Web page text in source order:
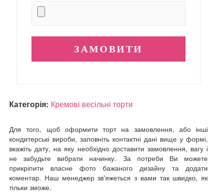
Категорія: Кремові весільні торти
Для того, щоб оформити торт на замовлення, або інші
кондитерські вироби, заповніть контактні дані вище у формі,
вкажіть дату, на яку необхідно доставити замовлення, вагу і
не забудьте вибрати начинку. За потреби Ви можете
прикріпити власне фото бажаного дизайну та додати
коментар. Наш менеджер зв'яжеться з вами так швидко, як
тільки зможе.